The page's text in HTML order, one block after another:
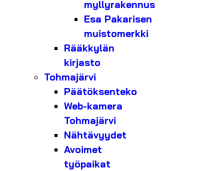
myllyrakennus
Esa Pakarisen
muistomerkki
Rääkkylän
kirjasto
Tohmajärvi
Päätöksenteko
Web-kamera
Tohmajärvi
Nähtävyydet
Avoimet
työpaikat